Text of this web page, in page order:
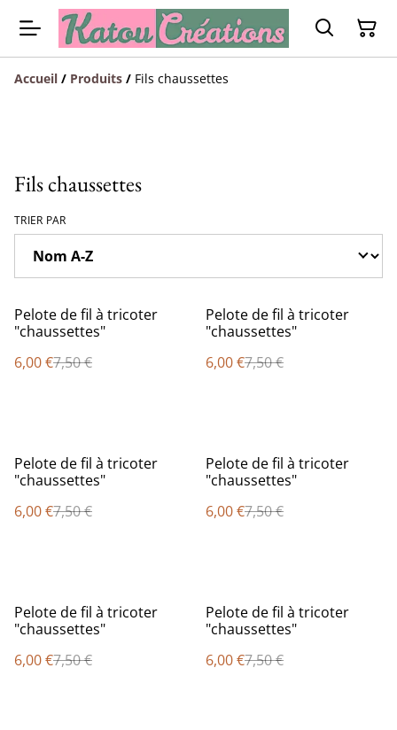
Accueil / Produits / Fils chaussettes
Fils chaussettes
TRIER PAR
%
Pelote de fil à tricoter
"chaussettes"
6,00 €7,50 €
%
Pelote de fil à tricoter
"chaussettes"
6,00 €7,50 €
%
Pelote de fil à tricoter
"chaussettes"
6,00 €7,50 €
%
Pelote de fil à tricoter
"chaussettes"
6,00 €7,50 €
%
Pelote de fil à tricoter
"chaussettes"
6,00 €7,50 €
%
Pelote de fil à tricoter
"chaussettes"
6,00 €7,50 €